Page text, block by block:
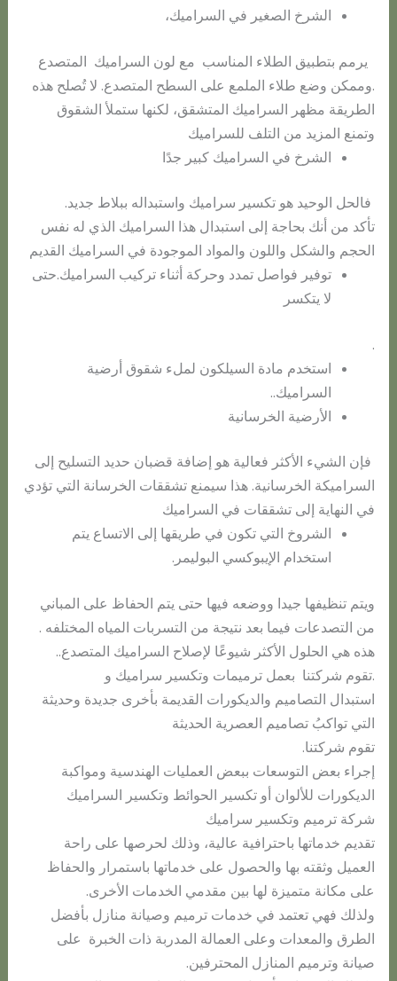
الشرخ الصغير في السراميك،
يرمم بتطبيق الطلاء المناسب مع لون السراميك المتصدع
.وممكن وضع طلاء الملمع على السطح المتصدع. لا تُصلح هذه
الطريقة مظهر السراميك المتشقق، لكنها ستملأ الشقوق
وتمنع ​المزيد من التلف للسراميك
الشرخ في السراميك كبير جدًا
فالحل الوحيد هو تكسير سراميك واستبداله ببلاط جديد.
تأكد من أنك بحاجة إلى استبدال هذا السراميك الذي له نفس
الحجم والشكل واللون والمواد الموجودة في السراميك القديم
توفير فواصل تمدد وحركة أثناء تركيب السراميك.حتى
لا يتكسر
.
استخدم مادة السيلكون لملء شقوق أرضية
السراميك..
الأرضية الخرسانية
فإن الشيء الأكثر فعالية هو إضافة قضبان حديد التسليح إلى
السراميكة الخرسانية. هذا سيمنع تشققات الخرسانة التي تؤدي
في النهاية إلى تشققات في السراميك
الشروخ التي تكون في طريقها إلى الاتساع يتم
استخدام الإيبوكسي البوليمر.
ويتم تنظيفها جيدا ووضعه فيها حتى يتم الحفاظ على المباني
من التصدعات فيما بعد نتيجة من التسربات المياه المختلفه .
هذه هي الحلول الأكثر شيوعًا لإصلاح السراميك المتصدع..
.تقوم شركتنا بعمل ترميمات وتكسير سراميك و
استبدال التصاميم والديكورات القديمة بأخرى جديدة وحديثة
التي تواكبُ تصاميم العصرية الحديثة
تقوم شركتنا.
إجراء بعض التوسعات ببعض العمليات الهندسية ومواكبة
الديكورات للألوان أو تكسير الحوائط وتكسير السراميك
شركة ترميم وتكسير سراميك
تقديم خدماتها باحترافية عالية، وذلك لحرصها على راحة
العميل وثقته بها والحصول على خدماتها باستمرار والحفاظ
على مكانة متميزة لها بين مقدمي الخدمات الأخرى.
ولذلك فهي تعتمد في خدمات ترميم وصيانة منازل بأفضل
الطرق والمعدات وعلى العمالة المدربة ذات الخبرة على
صيانة وترميم المنازل المحترفين.